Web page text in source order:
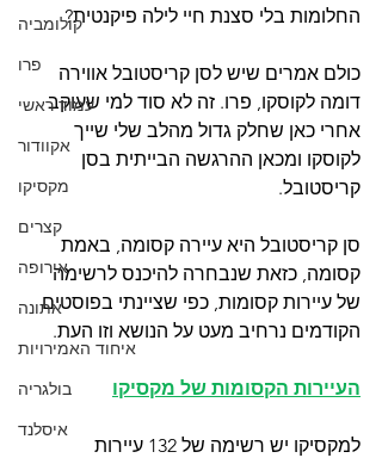
קולומביה
פרו
עמוד ראשי
אקוודור
מקסיקו
קצרים
אירופה
אתונה
איחוד האמירויות
בולגריה
איסלנד
החלומות בלי סצנת חיי לילה פיקנטית?
כולם אמרים שיש לסן קריסטובל אווירה
דומה לקוסקו, פרו. זה לא סוד למי שעוקב
אחרי כאן שחלק גדול מהלב שלי שייך
לקוסקו ומכאן ההרגשה הבייתית בסן
קריסטובל.
סן קריסטובל היא עיירה קסומה, באמת
קסומה, כזאת שנבחרה להיכנס לרשימה
של עיירות קסומות, כפי שציינתי בפוסטים
הקודמים נרחיב מעט על הנושא וזו העת.
העיירות הקסומות של מקסיקו
למקסיקו יש רשימה של 132 עיירות